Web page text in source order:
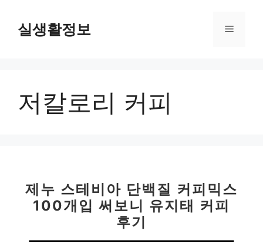
실생활정보 메
저칼로리 커피
제누 스테비아 단백질 커피믹스
100개입 써보니 유지태 커피
후기